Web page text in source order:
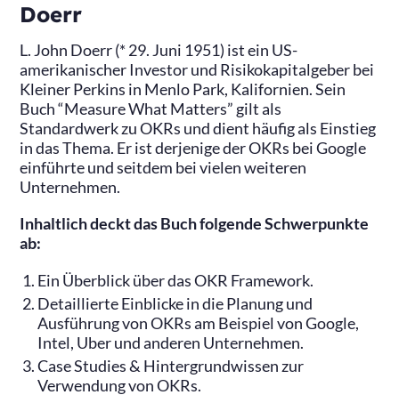
Doerr
L. John Doerr (* 29. Juni 1951) ist ein US-
amerikanischer Investor und Risikokapitalgeber bei
Kleiner Perkins in Menlo Park, Kalifornien. Sein
Buch “Measure What Matters” gilt als
Standardwerk zu OKRs und dient häufig als Einstieg
in das Thema. Er ist derjenige der OKRs bei Google
einführte und seitdem bei vielen weiteren
Unternehmen.
Inhaltlich deckt das Buch folgende Schwerpunkte
ab:
Ein Überblick über das OKR Framework.
Detaillierte Einblicke in die Planung und
Ausführung von OKRs am Beispiel von Google,
Intel, Uber und anderen Unternehmen.
Case Studies & Hintergrundwissen zur
Verwendung von OKRs.